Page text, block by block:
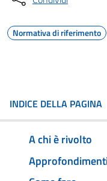
Normativa di riferimento
INDICE DELLA PAGINA
A chi è rivolto